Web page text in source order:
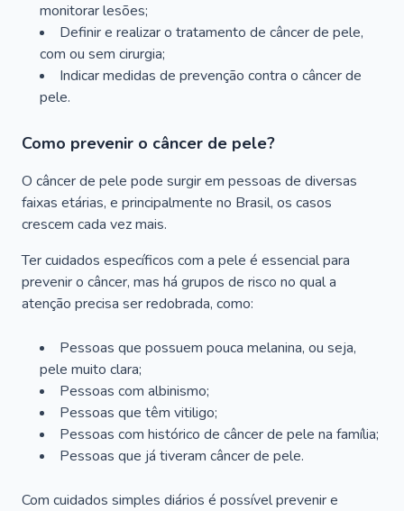
monitorar lesões;
Definir e realizar o tratamento de câncer de pele,
com ou sem cirurgia;
Indicar medidas de prevenção contra o câncer de
pele.
Como prevenir o câncer de pele?
O câncer de pele pode surgir em pessoas de diversas
faixas etárias, e principalmente no Brasil, os casos
crescem cada vez mais.
Ter cuidados específicos com a pele é essencial para
prevenir o câncer, mas há grupos de risco no qual a
atenção precisa ser redobrada, como:
Pessoas que possuem pouca melanina, ou seja,
pele muito clara;
Pessoas com albinismo;
Pessoas que têm vitiligo;
Pessoas com histórico de câncer de pele na família;
Pessoas que já tiveram câncer de pele.
Com cuidados simples diários é possível prevenir e